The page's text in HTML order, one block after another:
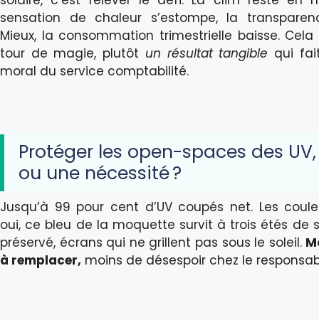
sensation de chaleur s’estompe, la
Mieux, la consommation trimestrielle baisse. Cela
tour de magie, plutôt un résultat tangible qui
moral du service comptabilité.
Protéger les open-spaces des
ou une nécessité ?
Jusqu’à 99 pour cent d’UV coupés net. Les
oui, ce bleu de la moquette survit à trois étés de
préservé, écrans qui ne grillent pas sous le soleil.
à remplacer, moins de désespoir chez le